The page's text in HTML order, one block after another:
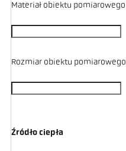
Materiał obiektu pomiarowego
Rozmiar obiektu pomiarowego
Źródło ciepła